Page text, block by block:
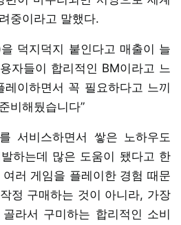
중이라고 말했다.
덕지덕지 붙인다고 매출이 늘
자들이 합리적인 BM이라고 느
이하면서 꼭 필요하다고 느끼
비해뒀습니다”
를 서비스하면서 쌓은 노하우도
발하는데 많은 도움이 됐다고 한
러 게임을 플레이한 경험 때문
정 구매하는 것이 아니라, 가장
라서 구미하는 합리적인 소비